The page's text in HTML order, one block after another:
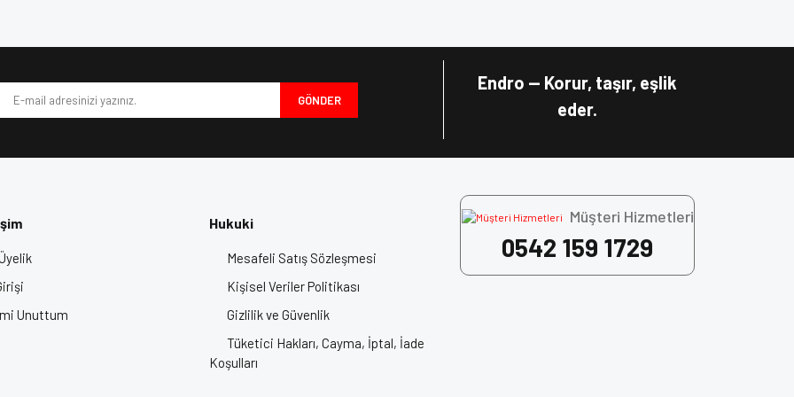
GÖNDER
Endro — Korur, taşır, eşlik
eder.
Unuttum
Hukuki
Mesafeli Satış Sözleşmesi
Kişisel Veriler Politikası
Gizlilik ve Güvenlik
Tüketici Hakları, Cayma, İptal, İade
Koşulları
Müşteri Hizmetleri
0542 159 1729